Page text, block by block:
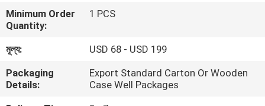
কারখানা
ভ্রমণ
মান
Minimum Order
Quantity:
1 PCS
মূল্য:
USD 68 - USD 199
Packaging
Details:
Export Standard Carton Or Wooden
Case Well Packages